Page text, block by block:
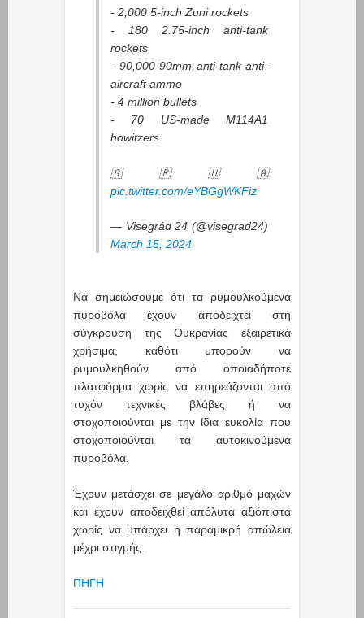
- 2,000 5-inch Zuni rockets
- 180 2.75-inch anti-tank
rockets
- 90,000 90mm anti-tank anti-
aircraft ammo
- 4 million bullets
- 70 US-made M114A1
howitzers
🇬🇷🇺🇦
pic.twitter.com/eYBGgWKFiz
— Visegrád 24 (@visegrad24)
March 15, 2024
Να σημειώσουμε ότι τα ρυμουλκούμενα
πυροβόλα έχουν αποδειχτεί στη
σύγκρουση της Ουκρανίας εξαιρετικά
χρήσιμα, καθότι μπορούν να
ρυμουλκηθούν από οποιαδήποτε
πλατφόρμα χωρίς να επηρεάζονται από
τυχόν τεχνικές βλάβες ή να
στοχοποιούνται με την ίδια ευκολία που
στοχοποιούνται τα αυτοκινούμενα
πυροβόλα.
Έχουν μετάσχει σε μεγάλο αριθμό μαχών
και έχουν αποδειχθεί απόλυτα αξιόπιστα
χωρίς να υπάρχει η παραμικρή απώλεια
μέχρι στιγμής.
ΠΗΓΗ